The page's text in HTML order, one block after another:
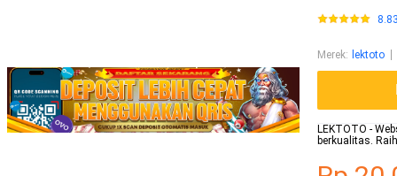
Merek: lektoto
LEKTOTO -
berkualitas.